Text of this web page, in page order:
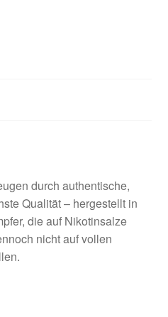
durch authentische,
Qualität – hergestellt in
die auf Nikotinsalze
nicht auf vollen